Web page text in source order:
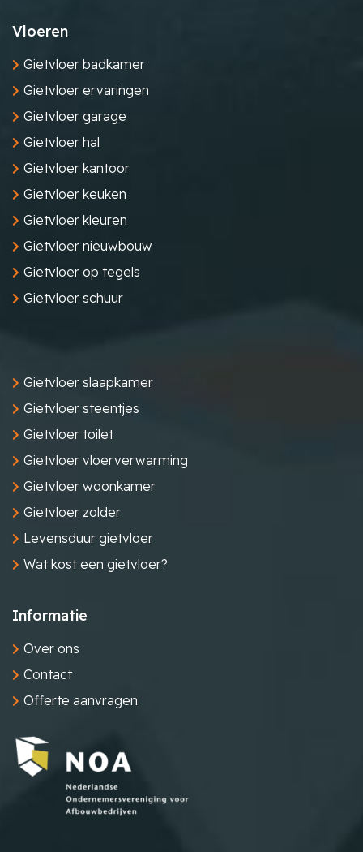
Vloeren
Gietvloer badkamer
Gietvloer ervaringen
Gietvloer garage
Gietvloer hal
Gietvloer kantoor
Gietvloer keuken
Gietvloer kleuren
Gietvloer nieuwbouw
Gietvloer op tegels
Gietvloer schuur
Gietvloer slaapkamer
Gietvloer steentjes
Gietvloer toilet
Gietvloer vloerverwarming
Gietvloer woonkamer
Gietvloer zolder
Levensduur gietvloer
Wat kost een gietvloer?
Informatie
Over ons
Contact
Offerte aanvragen